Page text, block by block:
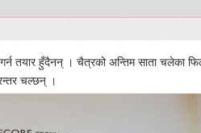
तयार हुँदैनन् । चैत्रको अन्तिम साता चलेका
चल्छन् ।